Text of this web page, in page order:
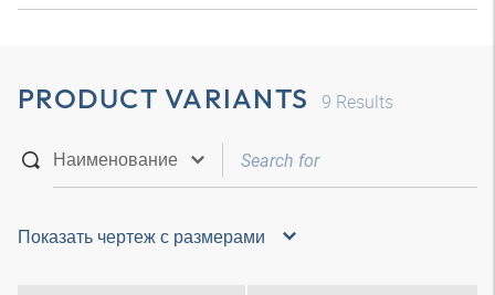
PRODUCT VARIANTS 9 Results
Показать чертеж с размерами